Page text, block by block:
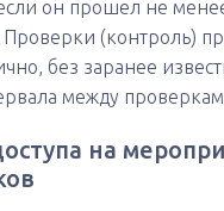
он прошел не
(контроль)
без заранее
между
на